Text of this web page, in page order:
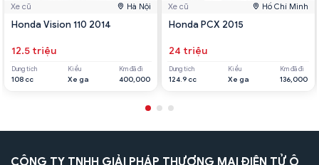
Xe cũ Hà Nội
Honda Vision 110 2014
12.5 triệu
Dung tích
108 cc
Kiểu
Xe ga
Km đã đi
400,000
Xe cũ Hồ Chí Minh
Honda PCX 2015
24 triệu
Dung tích
124.9 cc
Kiểu
Xe ga
Km đã đi
136,000
CÔNG TY TNHH GIẢI PHÁP THƯƠNG MẠI ĐIỆN TỬ Ô